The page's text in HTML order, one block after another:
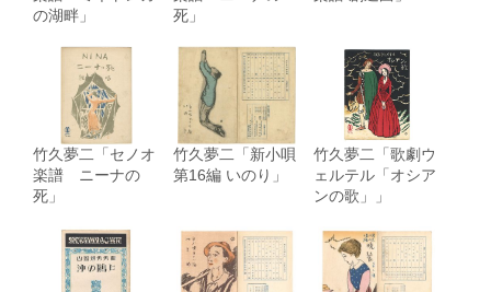
の湖畔」
死」
竹久夢二「セノオ
楽譜 ニーナの
死」
竹久夢二「新小唄
第16編 いのり」
竹久夢二「歌劇ウ
ェルテル「オシア
ンの歌」」